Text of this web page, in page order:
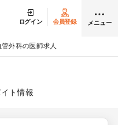
ログイン 会員登録 メニュー
外科の医師求人
ト情報